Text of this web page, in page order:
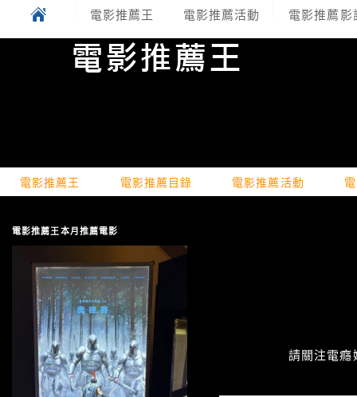
電影推薦王 電影推薦活動 電影推薦影
電影推薦王 電影推薦目錄 電影推薦活動
請關注電
電影推薦王本月推薦電影